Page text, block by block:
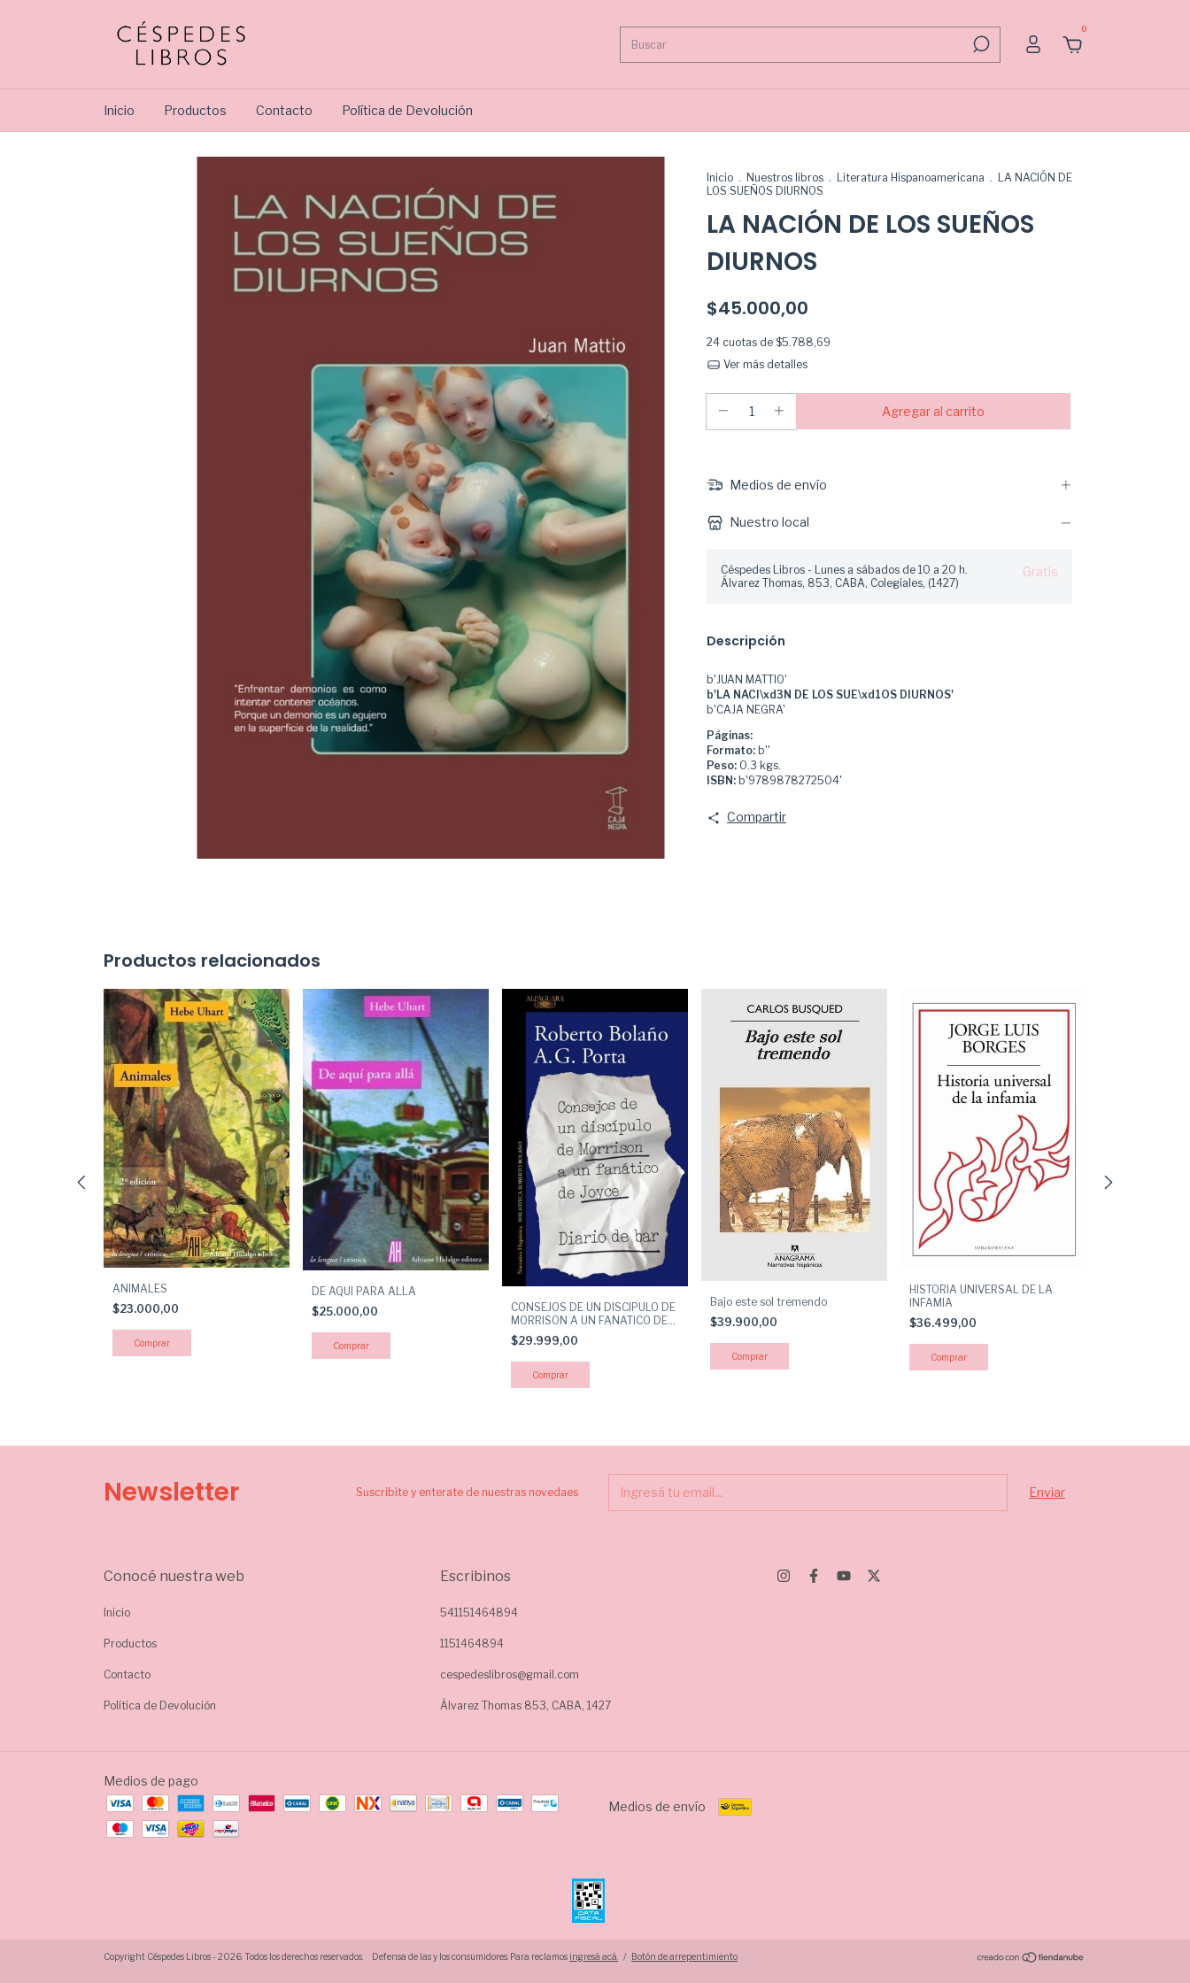
0
Inicio Productos Contacto Política de Devolución
Inicio . Nuestros libros . Literatura Hispanoamericana . LA NACIÓN DE
LOS SUEÑOS DIURNOS
LA NACIÓN DE LOS SUEÑOS
DIURNOS
$45.000,00
24 cuotas de $5.788,69
Ver más detalles
Medios de envío
Nuestro local
Céspedes Libros - Lunes a sábados de 10 a 20 h.
Álvarez Thomas, 853, CABA, Colegiales, (1427)
Gratis
Descripción
b'JUAN MATTIO'
b'LA NACI\xd3N DE LOS SUE\xd1OS DIURNOS'
b'CAJA NEGRA'
Páginas:
Formato: b''
Peso: 0.3 kgs.
ISBN: b'9789878272504'
Compartir
Productos relacionados
ANIMALES
$23.000,00
DE AQUI PARA ALLA
$25.000,00
CONSEJOS DE UN DISCIPULO DE
MORRISON A UN FANATICO DE
JOYCE
$29.999,00
Bajo este sol tremendo
$39.900,00
HISTORIA UNIVERSAL DE LA
INFAMIA
$36.499,00
Newsletter Suscribite y enterate de nuestras novedaes
Conocé nuestra web
Inicio
Productos
Contacto
Política de Devolución
Escribinos
541151464894
1151464894
cespedeslibros@gmail.com
Álvarez Thomas 853, CABA, 1427
Medios de pago
Medios de envío
Copyright Céspedes Libros - 2026. Todos los derechos reservados. Defensa de las y los consumidores. Para reclamos ingresá acá. / Botón de arrepentimiento